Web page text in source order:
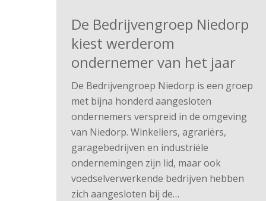
De Bedrijvengroep Niedorp
kiest werderom
ondernemer van het jaar
De Bedrijvengroep Niedorp is een groep
met bijna honderd aangesloten
ondernemers verspreid in de omgeving
van Niedorp. Winkeliers, agrariërs,
garagebedrijven en industriële
ondernemingen zijn lid, maar ook
voedselverwerkende bedrijven hebben
zich aangesloten bij de…